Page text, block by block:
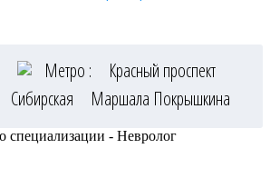
Метро :
Красный проспект
Сибирская Маршала Покрышкина
- Невролог